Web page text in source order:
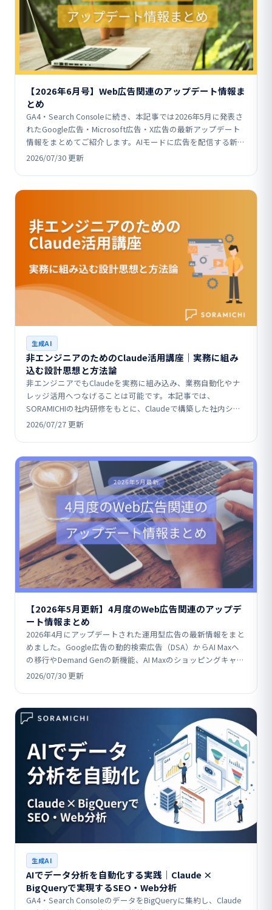
【2026年6月号】Web広告関連のアップデート情報ま
とめ
GA4・Search Consoleに続き、本記事では2026年5月に発表さ
れたGoogle広告・Microsoft広告・X広告の最新アップデート
情報をまとめてご紹介します。AIモードに広告を配信する新フ
ォーマットの追加…
2026/07/30 更新
生成AI
非エンジニアのためのClaude活用講座｜実務に組み
込む設計思想と方法論
非エンジニアでもClaudeを実務に組み込み、業務自動化やナ
レッジ活用へつなげることは可能です。本記事では、
SORAMICHIの社内研修をもとに、Claudeで構築した社内シス
テム事例や、MCP（コネクタ）・スキル・コン…
2026/07/27 更新
【2026年5月更新】4月度のWeb広告関連のアップデ
ート情報まとめ
2026年4月にアップデートされた運用型広告の最新情報をまと
めました。Google広告の動的検索広告（DSA）からAI Maxへ
の移行やDemand Genの新機能、AI Maxのショッピングキャン
ペーン拡張、LINEヤ…
2026/07/30 更新
生成AI
AIでデータ分析を自動化する実践│Claude ×
BigQueryで実現するSEO・Web分析
GA4・Search ConsoleのデータをBigQueryに集約し、Claude